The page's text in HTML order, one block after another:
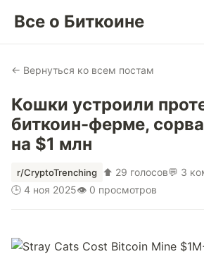
Все о Биткоине
← Вернуться ко всем постам
Кошки устроили
биткоин-ферме,
на $1 млн
r/CryptoTrenching ⬆ 29 голосов💬 3
🕒 4 ноя 2025👁 0 просмотров